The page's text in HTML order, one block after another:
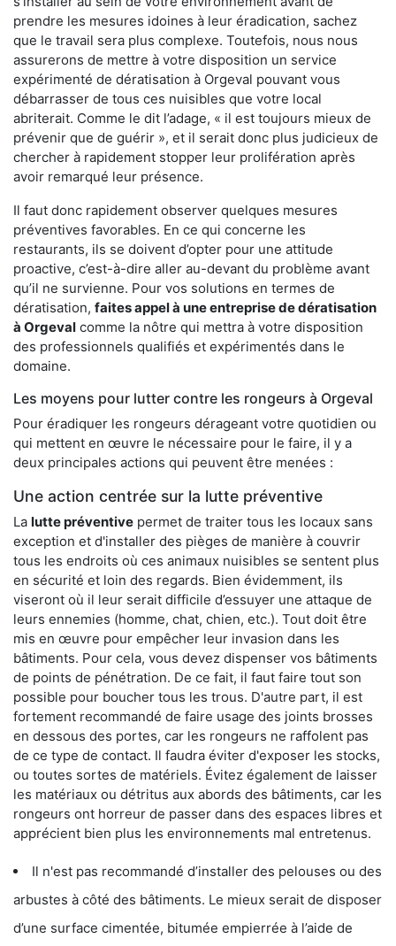
prendre les mesures idoines à leur éradication, sachez
que le travail sera plus complexe. Toutefois, nous nous
assurerons de mettre à votre disposition un service
expérimenté de dératisation à Orgeval pouvant vous
débarrasser de tous ces nuisibles que votre local
abriterait. Comme le dit l’adage, « il est toujours mieux de
prévenir que de guérir », et il serait donc plus judicieux de
chercher à rapidement stopper leur prolifération après
avoir remarqué leur présence.
Il faut donc rapidement observer quelques mesures
préventives favorables. En ce qui concerne les
restaurants, ils se doivent d’opter pour une attitude
proactive, c’est-à-dire aller au-devant du problème avant
qu’il ne survienne. Pour vos solutions en termes de
dératisation, faites appel à une entreprise de dératisation
à Orgeval comme la nôtre qui mettra à votre disposition
des professionnels qualifiés et expérimentés dans le
domaine.
Les moyens pour lutter contre les rongeurs à Orgeval
Pour éradiquer les rongeurs dérageant votre quotidien ou
qui mettent en œuvre le nécessaire pour le faire, il y a
deux principales actions qui peuvent être menées :
Une action centrée sur la lutte préventive
La lutte préventive permet de traiter tous les locaux sans
exception et d'installer des pièges de manière à couvrir
tous les endroits où ces animaux nuisibles se sentent plus
en sécurité et loin des regards. Bien évidemment, ils
viseront où il leur serait difficile d’essuyer une attaque de
leurs ennemies (homme, chat, chien, etc.). Tout doit être
mis en œuvre pour empêcher leur invasion dans les
bâtiments. Pour cela, vous devez dispenser vos bâtiments
de points de pénétration. De ce fait, il faut faire tout son
possible pour boucher tous les trous. D'autre part, il est
fortement recommandé de faire usage des joints brosses
en dessous des portes, car les rongeurs ne raffolent pas
de ce type de contact. Il faudra éviter d'exposer les stocks,
ou toutes sortes de matériels. Évitez également de laisser
les matériaux ou détritus aux abords des bâtiments, car les
rongeurs ont horreur de passer dans des espaces libres et
apprécient bien plus les environnements mal entretenus.
Il n'est pas recommandé d’installer des pelouses ou des
arbustes à côté des bâtiments. Le mieux serait de disposer
d’une surface cimentée, bitumée empierrée à l’aide de